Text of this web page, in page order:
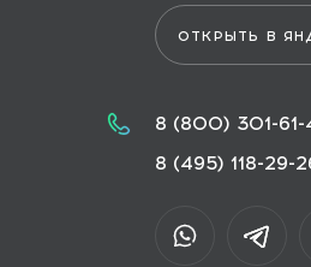
ОТКРЫТЬ В
8 (800) 301-61-
8 (495) 118-29-